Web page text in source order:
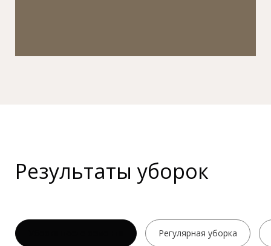
Результаты уборок
Регулярная уборка